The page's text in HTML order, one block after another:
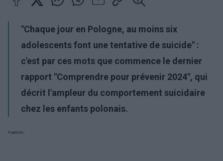
"Chaque jour en Pologne, au moins six
adolescents font une tentative de suicide" :
c'est par ces mots que commence le dernier
rapport "Comprendre pour prévenir 2024", qui
décrit l'ampleur du comportement suicidaire
chez les enfants polonais.
Publicité: